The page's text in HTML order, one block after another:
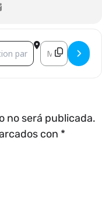
YOGA []Destination
no será publicada.
con *